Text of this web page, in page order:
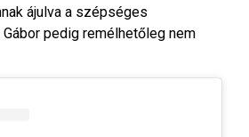
ájulva a szépséges
pedig remélhetőleg nem